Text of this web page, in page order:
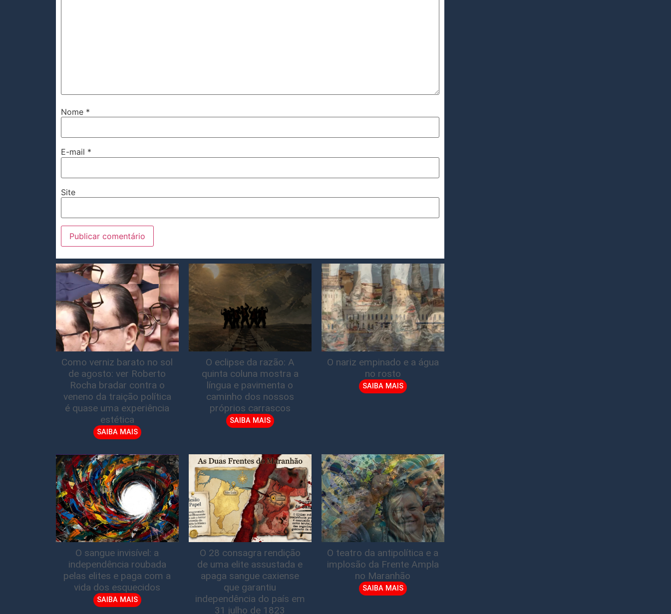
Nome *
E-mail *
Site
Como verniz barato no sol
de agosto: ver Roberto
Rocha bradar contra o
veneno da traição política
é quase uma experiência
estética
SAIBA MAIS
O eclipse da razão: A
quinta coluna mostra a
língua e pavimenta o
caminho dos nossos
próprios carrascos
SAIBA MAIS
O nariz empinado e a água
no rosto
SAIBA MAIS
O sangue invisível: a
independência roubada
pelas elites e paga com a
vida dos esquecidos
SAIBA MAIS
O 28 consagra rendição
de uma elite assustada e
apaga sangue caxiense
que garantiu
independência do país em
31 julho de 1823
O teatro da antipolítica e a
implosão da Frente Ampla
no Maranhão
SAIBA MAIS